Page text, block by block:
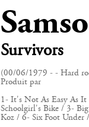
Survivors
(00/06/1979 - - Hard
Produit par
1- It's Not As Easy As It
Schoolgirl's Bike / 3-
Koz / 6- Six Foot